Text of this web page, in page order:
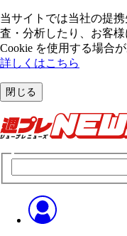
当サイトでは当社の提
査・分析したり、お客
Cookie を使⽤する場合が
詳しくはこちら
閉じる